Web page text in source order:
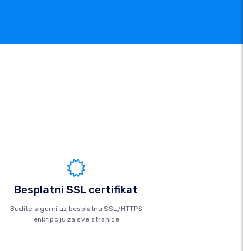
Besplatni SSL certifikat
Budite sigurni uz besplatnu SSL/HTTPS
enkripciju za sve stranice